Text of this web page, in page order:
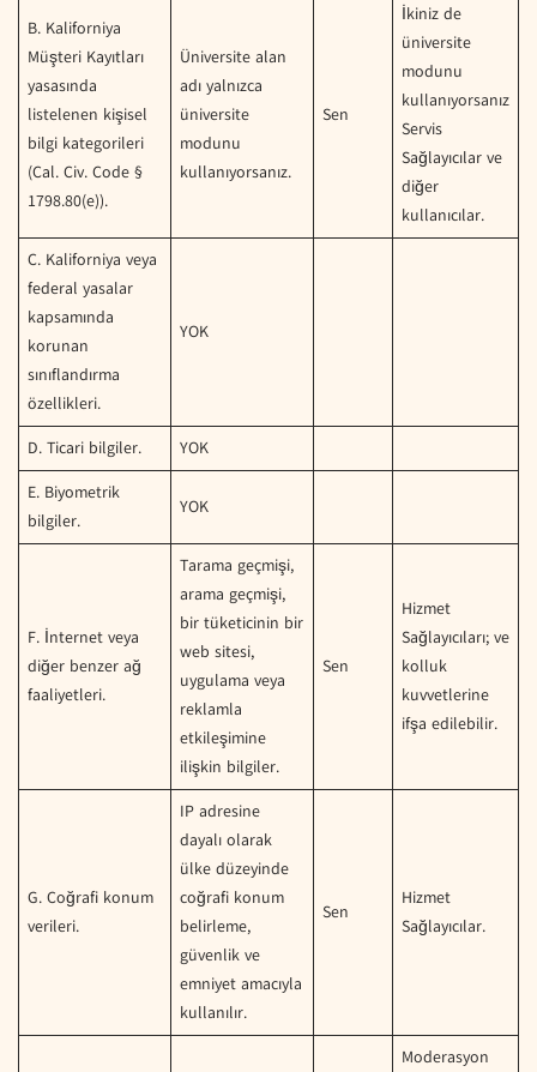
B. Kaliforniya
Müşteri Kayıtları
yasasında
listelenen kişisel
bilgi kategorileri
(Cal. Civ. Code §
1798.80(e)).
Üniversite alan
adı yalnızca
üniversite
modunu
kullanıyorsanız.
Sen
İkiniz de
üniversite
modunu
kullanıyorsanız
Servis
Sağlayıcılar ve
diğer
kullanıcılar.
C. Kaliforniya veya
federal yasalar
kapsamında
korunan
sınıflandırma
özellikleri.
YOK
D. Ticari bilgiler.
YOK
E. Biyometrik
bilgiler.
YOK
F. İnternet veya
diğer benzer ağ
faaliyetleri.
Tarama geçmişi,
arama geçmişi,
bir tüketicinin bir
web sitesi,
uygulama veya
reklamla
etkileşimine
ilişkin bilgiler.
Sen
Hizmet
Sağlayıcıları; ve
kolluk
kuvvetlerine
ifşa edilebilir.
G. Coğrafi konum
verileri.
IP adresine
dayalı olarak
ülke düzeyinde
coğrafi konum
belirleme,
güvenlik ve
emniyet amacıyla
kullanılır.
Sen
Hizmet
Sağlayıcılar.
Moderasyon